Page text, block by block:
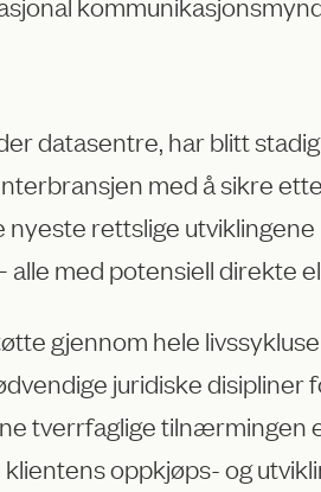
datasentre, har blitt
med å sikre
nyeste rettslige
alle med potensiell direkte
gjennom hele
juridiske
tverrfaglige
oppkjøps- og